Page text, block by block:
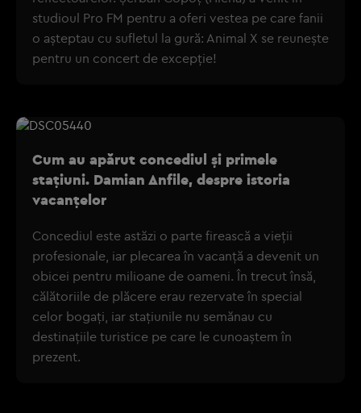
studioul Pro FM pentru a oferi vestea pe care fanii
o așteptau cu sufletul la gură: Animal X se reunește
pentru un concert de excepție!
Cum au apărut concediul și primele
stațiuni. Damian Anfile, despre istoria
vacanțelor
Concediul este astăzi o parte firească a vieții
profesionale, iar plecarea în vacanță a devenit un
obicei pentru milioane de oameni. În trecut însă,
călătoriile de plăcere erau rezervate în special
celor bogați, iar stațiunile nu semănau cu
destinațiile turistice pe care le cunoaștem în
prezent.